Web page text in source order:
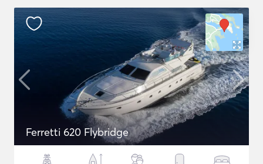
Ferretti 620 Flybridge